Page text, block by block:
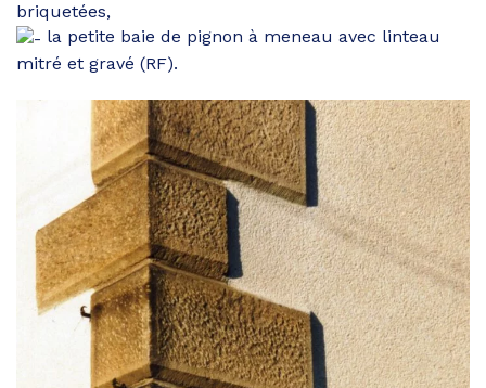
briquetées,
la petite baie de pignon à meneau avec linteau
mitré et gravé (RF).